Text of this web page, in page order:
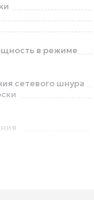
в режиме
сетевого шнура